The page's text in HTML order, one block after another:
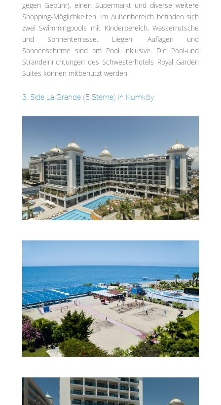
gegen Gebühr), einen Supermarkt und diverse weitere
Shopping-Möglichkeiten. Im Außenbereich befinden sich
zwei Swimmingpools mit Kinderbereich, Wasserrutsche
und Sonnenterrasse. Liegen, Auflagen und
Sonnenschirme sind am Pool inklusive. Die Pool-und
Strandeinrichtungen des Schwesterhotels Royal Garden
Suites können mitbenutzt werden.
3. Side La Grande (5 Sterne) in Kumköy